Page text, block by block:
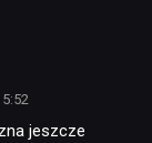
jeszcze